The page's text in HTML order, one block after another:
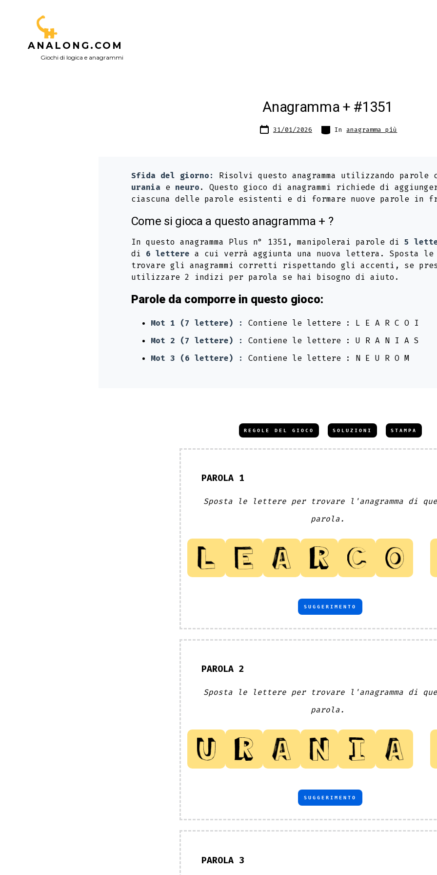
ANALONG.COM
Giochi di logica e anagrammi
Anagramma + #1351
Data
articolo
31/01/2026 Categorie
In anagramma più
Sfida del giorno:
Risolvi questo anagramma utilizzando parole
urania e neuro. Questo gioco di anagrammi richiede di
ciascuna delle parole esistenti e di formare nuove parole in
Come si gioca a questo anagramma + ?
In questo anagramma Plus n° 1351, manipolerai parole di 5
di 6 lettere a cui verrà aggiunta una nuova lettera. Sposta
trovare gli anagrammi corretti rispettando gli accenti, se
utilizzare 2 indizi per parola se hai bisogno di aiuto.
Parole da comporre in questo gioco:
Mot 1 (7 lettere) :
Contiene le lettere : L E A R C O I
Mot 2 (7 lettere) :
Contiene le lettere : U R A N I A S
Mot 3 (6 lettere) :
Contiene le lettere : N E U R O M
REGOLE DEL GIOCO SOLUZIONI STAMPA
PAROLA 1
Sposta le lettere per trovare l'anagramma di
parola.
SUGGERIMENTO
PAROLA 2
Sposta le lettere per trovare l'anagramma di
parola.
SUGGERIMENTO
PAROLA 3